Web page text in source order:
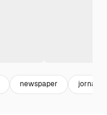
newspaper jornal